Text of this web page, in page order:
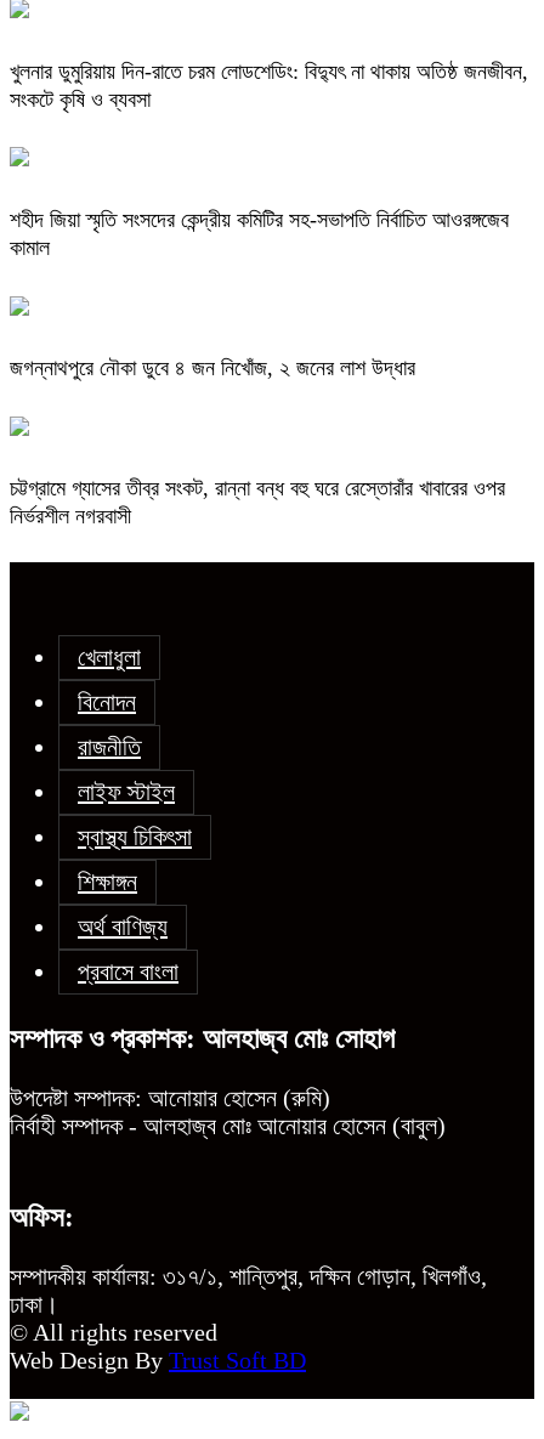
খুলনার ডুমুরিয়ায় দিন-রাতে চরম লোডশেডিং: বিদ্যুৎ না থাকায় অতিষ্ঠ জনজীবন,
সংকটে কৃষি ও ব্যবসা
শহীদ জিয়া স্মৃতি সংসদের কেন্দ্রীয় কমিটির সহ-সভাপতি নির্বাচিত আওরঙ্গজেব
কামাল
জগন্নাথপুরে নৌকা ডুবে ৪ জন নিখোঁজ, ২ জনের লাশ উদ্ধার
চট্টগ্রামে গ্যাসের তীব্র সংকট, রান্না বন্ধ বহু ঘরে রেস্তোরাঁর খাবারের ওপর
নির্ভরশীল নগরবাসী
খেলাধুলা
বিনোদন
রাজনীতি
লাইফ স্টাইল
স্বাস্থ্য চিকিৎসা
শিক্ষাঙ্গন
অর্থ বাণিজ্য
প্রবাসে বাংলা
সম্পাদক ও প্রকাশক: আলহাজ্ব মোঃ সোহাগ
উপদেষ্টা সম্পাদক: আনোয়ার হোসেন (রুমি)
নির্বাহী সম্পাদক - আলহাজ্ব মোঃ আনোয়ার হোসেন (বাবুল)
অফিস:
সম্পাদকীয় কার্যালয়: ৩১৭/১, শান্তিপুর, দক্ষিন গোড়ান, খিলগাঁও,
ঢাকা।
© All rights reserved
Web Design By Trust Soft BD